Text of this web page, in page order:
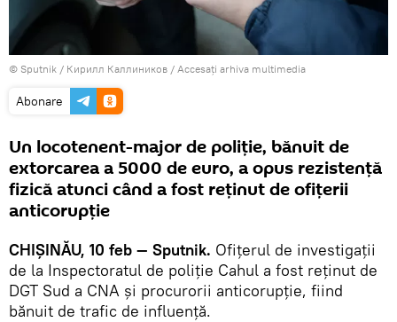
© Sputnik / Кирилл Каллиников / Accesați arhiva multimedia
Abonare
Un locotenent-major de poliție, bănuit de
extorcarea a 5000 de euro, a opus rezistență
fizică atunci când a fost reținut de ofițerii
anticorupție
CHIȘINĂU, 10 feb — Sputnik. Ofițerul de investigații
de la Inspectoratul de poliție Cahul a fost reținut de
DGT Sud a CNA și procurorii anticorupție, fiind
bănuit de trafic de influență.